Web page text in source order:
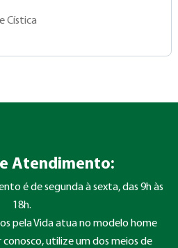
Cística
Atendimento:
é de segunda à sexta, das 9h às
18h.
pela Vida atua no modelo home
conosco, utilize um dos meios de